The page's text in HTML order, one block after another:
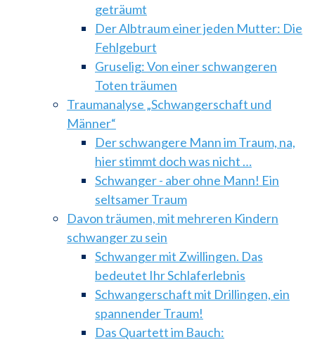
geträumt
Der Albtraum einer jeden Mutter: Die
Fehlgeburt
Gruselig: Von einer schwangeren
Toten träumen
Traumanalyse „Schwangerschaft und
Männer“
Der schwangere Mann im Traum, na,
hier stimmt doch was nicht …
Schwanger - aber ohne Mann! Ein
seltsamer Traum
Davon träumen, mit mehreren Kindern
schwanger zu sein
Schwanger mit Zwillingen. Das
bedeutet Ihr Schlaferlebnis
Schwangerschaft mit Drillingen, ein
spannender Traum!
Das Quartett im Bauch: